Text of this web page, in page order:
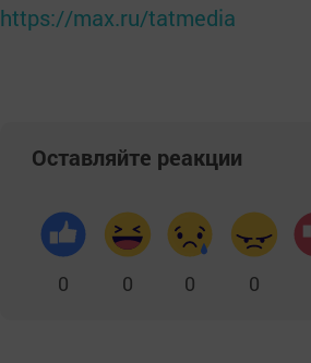
https://max.ru/tatmedia
Оставляйте реакции
0 0 0 0